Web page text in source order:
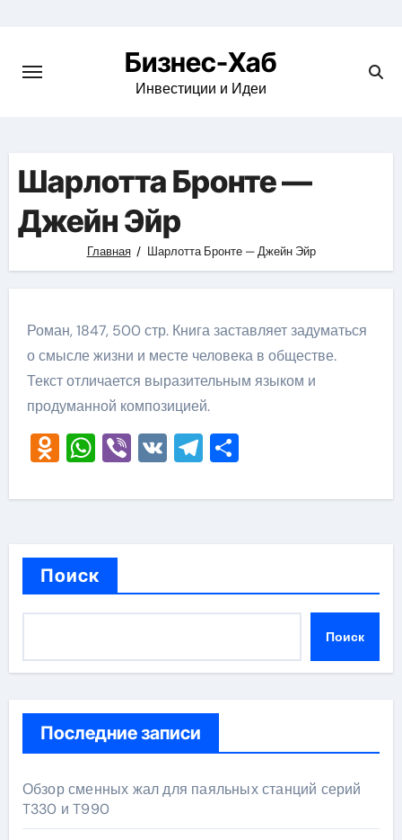
content
Бизнес-Хаб
Инвестиции и Идеи
Шарлотта Бронте —
Джейн Эйр
Главная Шарлотта Бронте — Джейн Эйр
Роман, 1847, 500 стр. Книга заставляет задуматься
о смысле жизни и месте человека в обществе.
Текст отличается выразительным языком и
продуманной композицией.
Odnoklassniki
WhatsApp
Viber
VKTelegram
Отправить
Поиск
Поиск
Последние записи
Обзор сменных жал для паяльных станций серий
T330 и T990